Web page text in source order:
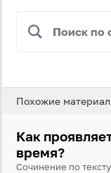
Похожие
Как
время?
Сочинение по